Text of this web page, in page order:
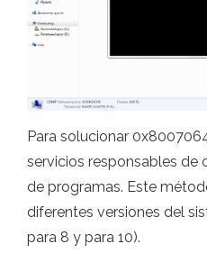
Para solucionar
servicios responsables de
de programas. Este
diferentes versiones del
para 8 y para 10).